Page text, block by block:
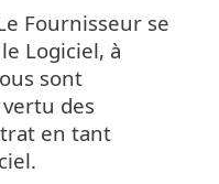
Fournisseur se
Logiciel, à
sont
des
en tant